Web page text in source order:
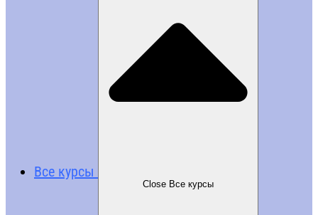
Все курсы
Close Все курсы